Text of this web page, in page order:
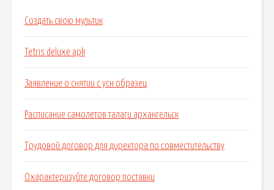
Создать свою мультик
Tetris deluxe apk
Заявление о снятии с усн образец
Расписание самолетов талаги архангельск
Трудовой договор для директора по совместительству
Охарактеризуйте договор поставки